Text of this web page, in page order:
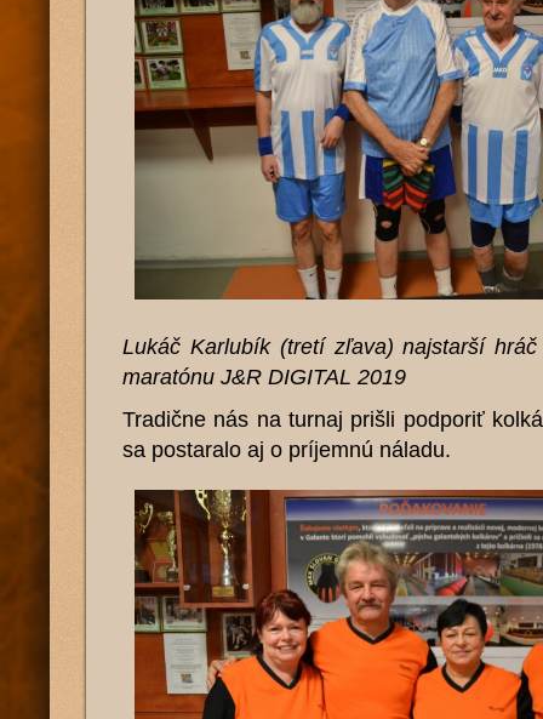
Lukáč Karlubík (tretí zľava) najstarší
maratónu J&R DIGITAL 2019
Tradične nás na turnaj prišli podporiť
sa postaralo aj o príjemnú náladu.